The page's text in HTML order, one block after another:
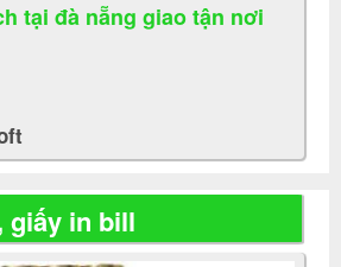
tại đà nẵng giao tận nơi
giấy in bill